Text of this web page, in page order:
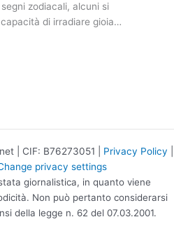
zodiacali, alcuni si
di irradiare gioia…
| CIF: B76273051 | Privacy Policy
privacy settings
giornalistica, in quanto viene
Non può pertanto considerarsi
della legge n. 62 del 07.03.2001.